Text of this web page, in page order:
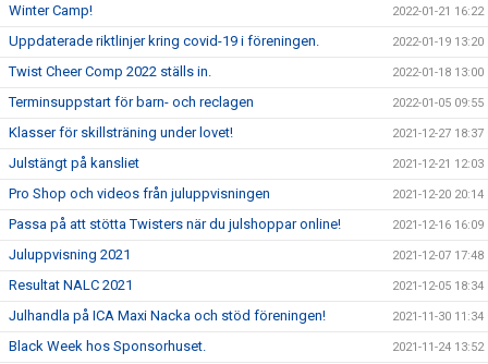
Winter Camp! 2022-01-21 16:22
Uppdaterade riktlinjer kring covid-19 i föreningen. 2022-01-19 13:20
Twist Cheer Comp 2022 ställs in. 2022-01-18 13:00
Terminsuppstart för barn- och reclagen 2022-01-05 09:55
Klasser för skillsträning under lovet! 2021-12-27 18:37
Julstängt på kansliet 2021-12-21 12:03
Pro Shop och videos från juluppvisningen 2021-12-20 20:14
Passa på att stötta Twisters när du julshoppar online! 2021-12-16 16:09
Juluppvisning 2021 2021-12-07 17:48
Resultat NALC 2021 2021-12-05 18:34
Julhandla på ICA Maxi Nacka och stöd föreningen! 2021-11-30 11:34
Black Week hos Sponsorhuset. 2021-11-24 13:52